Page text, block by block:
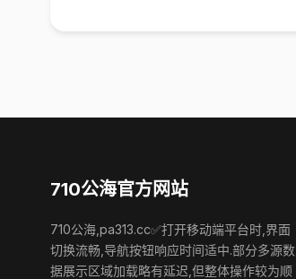
710公海官方网站
710公海,pa313.cc✅打开移动端平台时,界面
切换流畅,导航按钮响应时间适中.部分多源数
据展示区域加载略有延迟,但整体操作较为顺